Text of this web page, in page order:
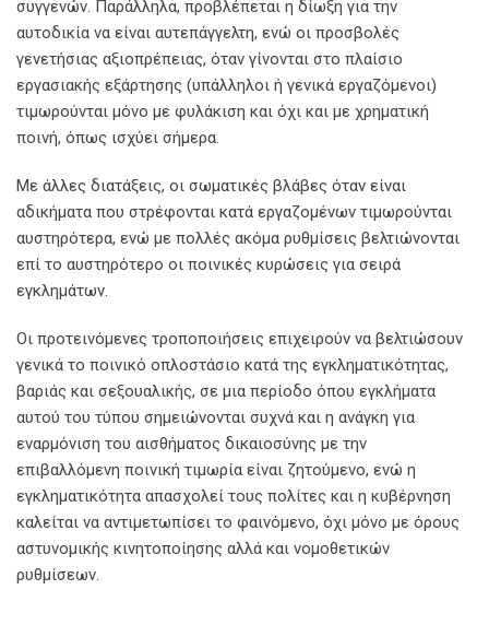
συγγενών. Παράλληλα, προβλέπεται η δίωξη για την
αυτοδικία να είναι αυτεπάγγελτη, ενώ οι προσβολές
γενετήσιας αξιοπρέπειας, όταν γίνονται στο πλαίσιο
εργασιακής εξάρτησης (υπάλληλοι ή γενικά εργαζόμενοι)
τιμωρούνται μόνο με φυλάκιση και όχι και με χρηματική
ποινή, όπως ισχύει σήμερα.
Με άλλες διατάξεις, οι σωματικές βλάβες όταν είναι
αδικήματα που στρέφονται κατά εργαζομένων τιμωρούνται
αυστηρότερα, ενώ με πολλές ακόμα ρυθμίσεις βελτιώνονται
επί το αυστηρότερο οι ποινικές κυρώσεις για σειρά
εγκλημάτων.
Οι προτεινόμενες τροποποιήσεις επιχειρούν να βελτιώσουν
γενικά το ποινικό οπλοστάσιο κατά της εγκληματικότητας,
βαριάς και σεξουαλικής, σε μια περίοδο όπου εγκλήματα
αυτού του τύπου σημειώνονται συχνά και η ανάγκη για
εναρμόνιση του αισθήματος δικαιοσύνης με την
επιβαλλόμενη ποινική τιμωρία είναι ζητούμενο, ενώ η
εγκληματικότητα απασχολεί τους πολίτες και η κυβέρνηση
καλείται να αντιμετωπίσει το φαινόμενο, όχι μόνο με όρους
αστυνομικής κινητοποίησης αλλά και νομοθετικών
ρυθμίσεων.